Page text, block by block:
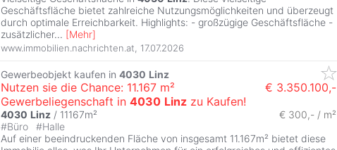
Geschäftsfläche bietet zahlreiche Nutzungsmöglichkeiten und überzeugt
durch optimale Erreichbarkeit. Highlights: - großzügige Geschäftsfläche -
zusätzlicher... [Mehr]
www.immobilien.nachrichten.at 17.07.2026
Gewerbeobjekt kaufen in 4030 Linz
Nutzen sie die Chance: 11.167 m²
Gewerbeliegenschaft in 4030 Linz zu Kaufen!
€ 3.350.100,-
4030 Linz / 11167m² € 300,- / m²
#Büro #Halle
Auf einer beeindruckenden Fläche von insgesamt 11.167m² bietet diese